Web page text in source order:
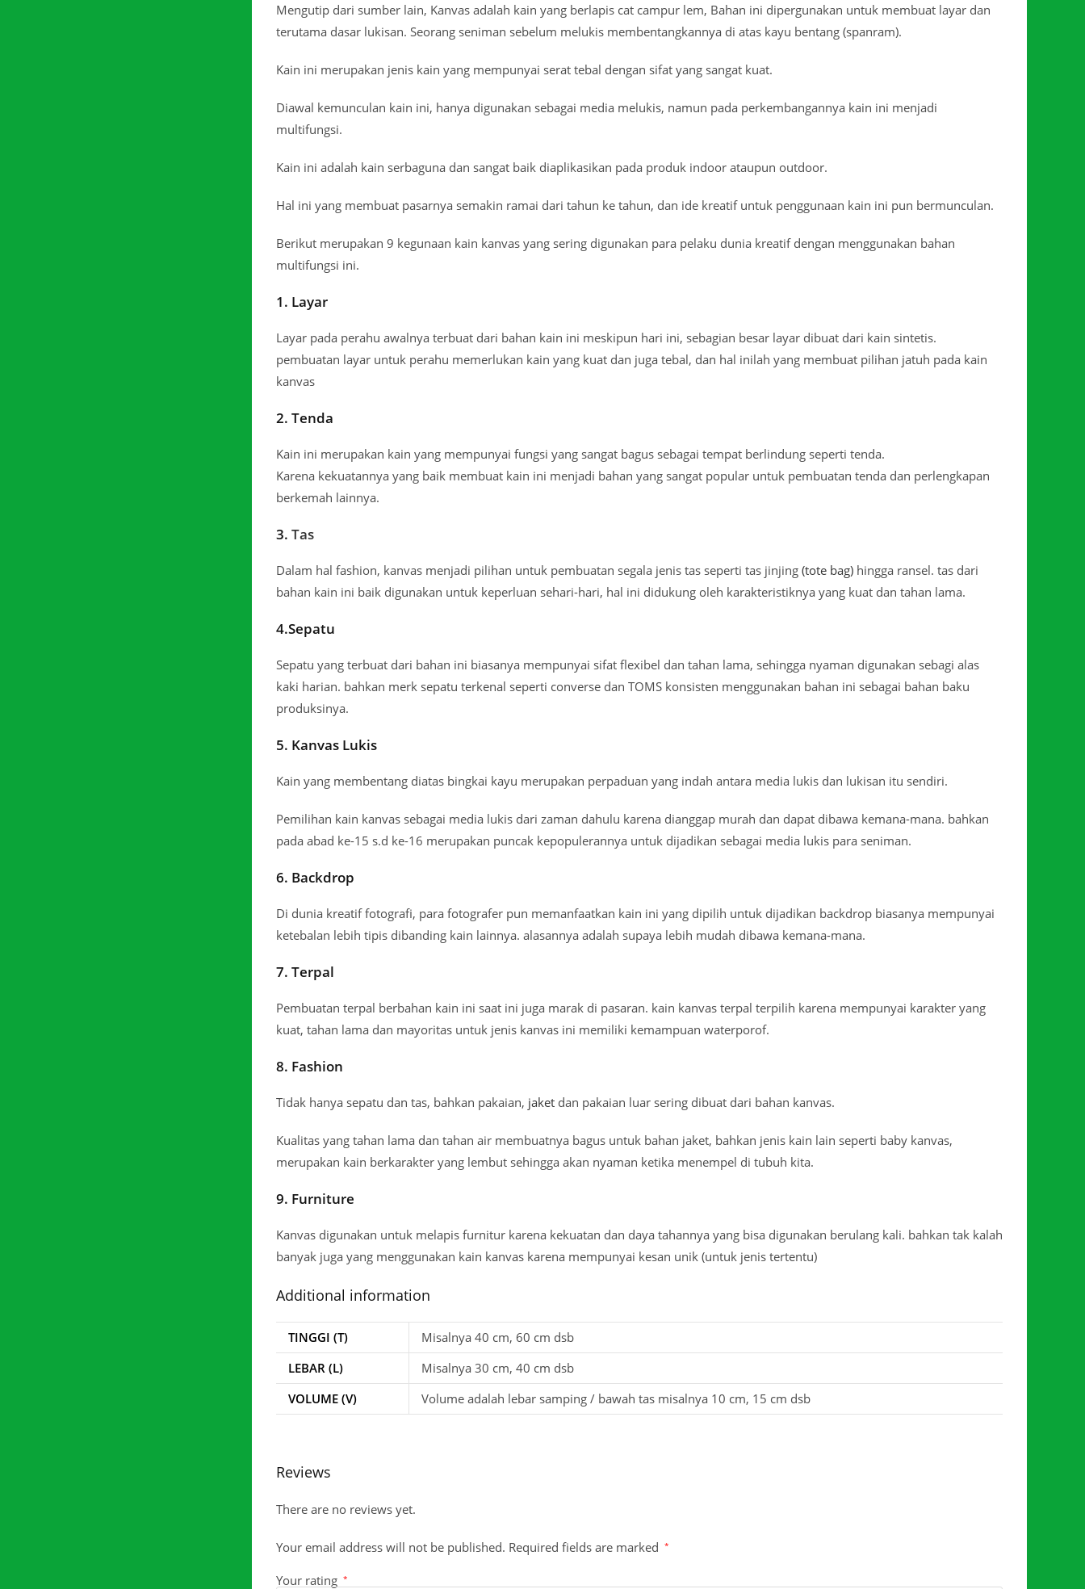
Mengutip dari sumber lain, Kanvas adalah kain yang berlapis cat campur lem, Bahan ini dipergunakan untuk membuat layar dan
terutama dasar lukisan. Seorang seniman sebelum melukis membentangkannya di atas kayu bentang (spanram).
Kain ini merupakan jenis kain yang mempunyai serat tebal dengan sifat yang sangat kuat.
Diawal kemunculan kain ini, hanya digunakan sebagai media melukis, namun pada perkembangannya kain ini menjadi
multifungsi.
Kain ini adalah kain serbaguna dan sangat baik diaplikasikan pada produk indoor ataupun outdoor.
Hal ini yang membuat pasarnya semakin ramai dari tahun ke tahun, dan ide kreatif untuk penggunaan kain ini pun bermunculan.
Berikut merupakan 9 kegunaan kain kanvas yang sering digunakan para pelaku dunia kreatif dengan menggunakan bahan
multifungsi ini.
1. Layar
Layar pada perahu awalnya terbuat dari bahan kain ini meskipun hari ini, sebagian besar layar dibuat dari kain sintetis.
pembuatan layar untuk perahu memerlukan kain yang kuat dan juga tebal, dan hal inilah yang membuat pilihan jatuh pada kain
kanvas
2. Tenda
Kain ini merupakan kain yang mempunyai fungsi yang sangat bagus sebagai tempat berlindung seperti tenda.
Karena kekuatannya yang baik membuat kain ini menjadi bahan yang sangat popular untuk pembuatan tenda dan perlengkapan
berkemah lainnya.
3. Tas
Dalam hal fashion, kanvas menjadi pilihan untuk pembuatan segala jenis tas seperti tas jinjing (tote bag) hingga ransel. tas dari
bahan kain ini baik digunakan untuk keperluan sehari-hari, hal ini didukung oleh karakteristiknya yang kuat dan tahan lama.
4.Sepatu
Sepatu yang terbuat dari bahan ini biasanya mempunyai sifat flexibel dan tahan lama, sehingga nyaman digunakan sebagi alas
kaki harian. bahkan merk sepatu terkenal seperti converse dan TOMS konsisten menggunakan bahan ini sebagai bahan baku
produksinya.
5. Kanvas Lukis
Kain yang membentang diatas bingkai kayu merupakan perpaduan yang indah antara media lukis dan lukisan itu sendiri.
Pemilihan kain kanvas sebagai media lukis dari zaman dahulu karena dianggap murah dan dapat dibawa kemana-mana. bahkan
pada abad ke-15 s.d ke-16 merupakan puncak kepopulerannya untuk dijadikan sebagai media lukis para seniman.
6. Backdrop
Di dunia kreatif fotografi, para fotografer pun memanfaatkan kain ini yang dipilih untuk dijadikan backdrop biasanya mempunyai
ketebalan lebih tipis dibanding kain lainnya. alasannya adalah supaya lebih mudah dibawa kemana-mana.
7. Terpal
Pembuatan terpal berbahan kain ini saat ini juga marak di pasaran. kain kanvas terpal terpilih karena mempunyai karakter yang
kuat, tahan lama dan mayoritas untuk jenis kanvas ini memiliki kemampuan waterporof.
8. Fashion
Tidak hanya sepatu dan tas, bahkan pakaian, jaket dan pakaian luar sering dibuat dari bahan kanvas.
Kualitas yang tahan lama dan tahan air membuatnya bagus untuk bahan jaket, bahkan jenis kain lain seperti baby kanvas,
merupakan kain berkarakter yang lembut sehingga akan nyaman ketika menempel di tubuh kita.
9. Furniture
Kanvas digunakan untuk melapis furnitur karena kekuatan dan daya tahannya yang bisa digunakan berulang kali. bahkan tak kalah
banyak juga yang menggunakan kain kanvas karena mempunyai kesan unik (untuk jenis tertentu)
Additional information
TINGGI (T)
Misalnya 40 cm, 60 cm dsb
LEBAR (L)
Misalnya 30 cm, 40 cm dsb
VOLUME (V)
Volume adalah lebar samping / bawah tas misalnya 10 cm, 15 cm dsb
Reviews
There are no reviews yet.
Your email address will not be published. Required fields are marked *
Your rating *